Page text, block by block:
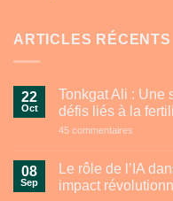
ARTICLES RÉCENTS
22
Oct
Tonkgat Ali : Une
défis liés à la
45 commentaires
:
Une
solution
08
Sep
Le rôle de l’IA
impact